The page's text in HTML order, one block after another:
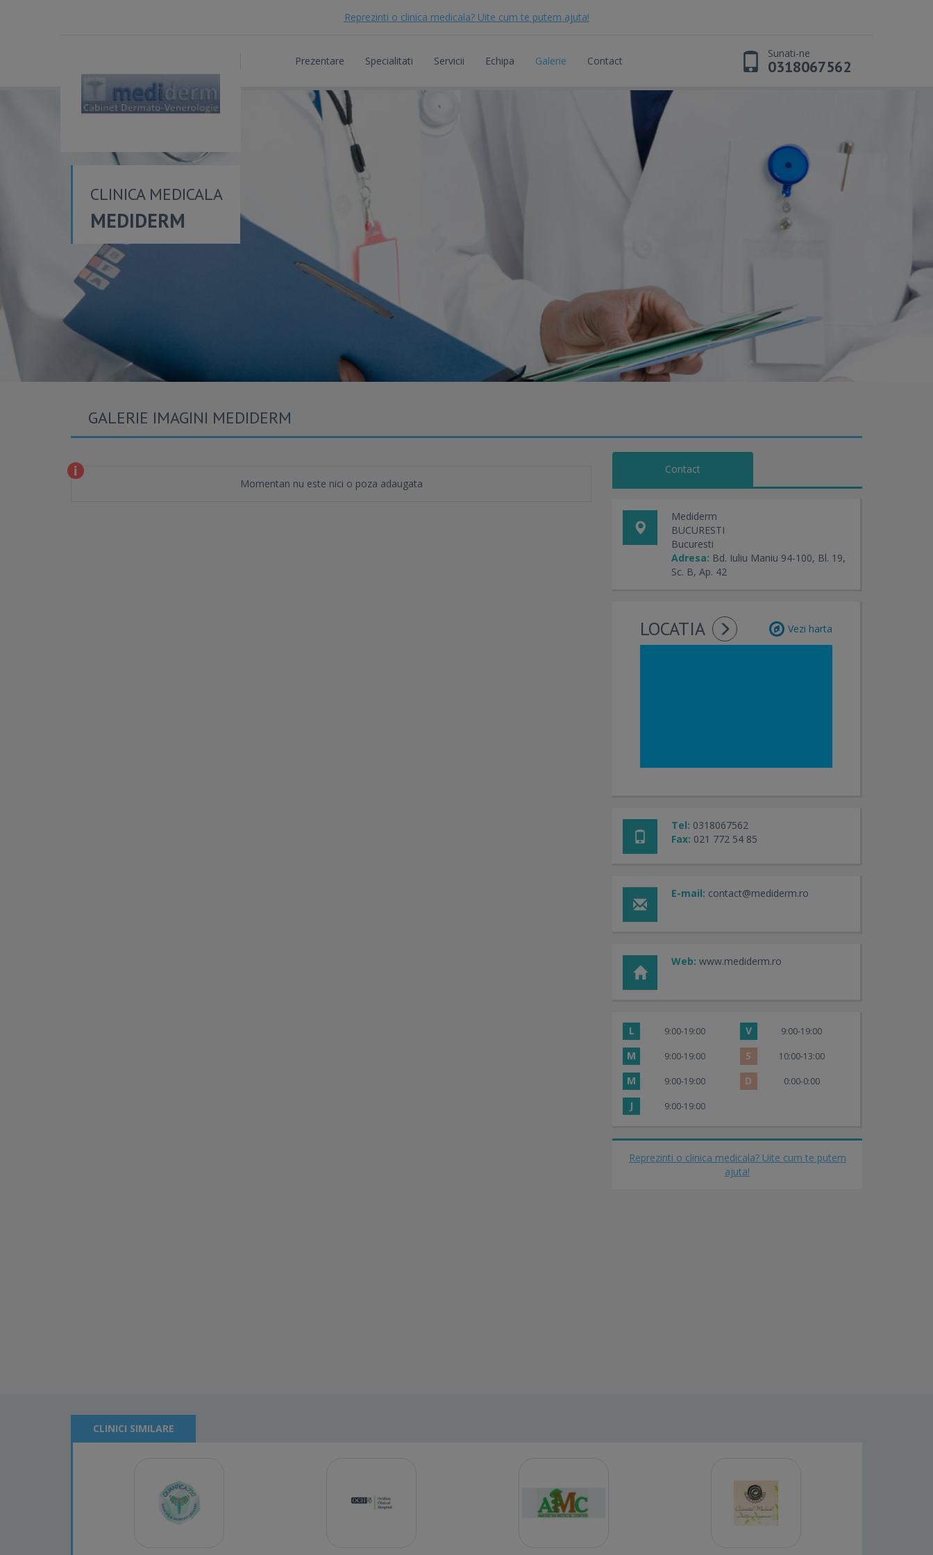
Reprezinti o clinica medicala? Uite cum te putem ajuta!
Prezentare Specialitati Servicii Echipa Galerie Contact
Sunati-ne
0318067562
CLINICA MEDICALA
MEDIDERM
GALERIE IMAGINI MEDIDERM
Momentan nu este nici o poza adaugata
Contact
Mediderm
BUCURESTI
Bucuresti
Adresa: Bd. Iuliu Maniu 94-100, Bl. 19,
Sc. B, Ap. 42
LOCATIA Vezi harta
Tel: 0318067562
Fax: 021 772 54 85
E-mail: contact@mediderm.ro
Web: www.mediderm.ro
L 9:00-19:00 V 9:00-19:00
M 9:00-19:00 S 10:00-13:00
M 9:00-19:00 D 0:00-0:00
J 9:00-19:00
Reprezinti o clinica medicala? Uite cum te putem
ajuta!
CLINICI SIMILARE